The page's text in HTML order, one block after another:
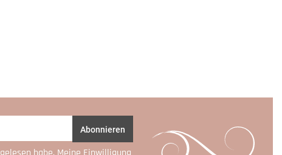
Abonnieren